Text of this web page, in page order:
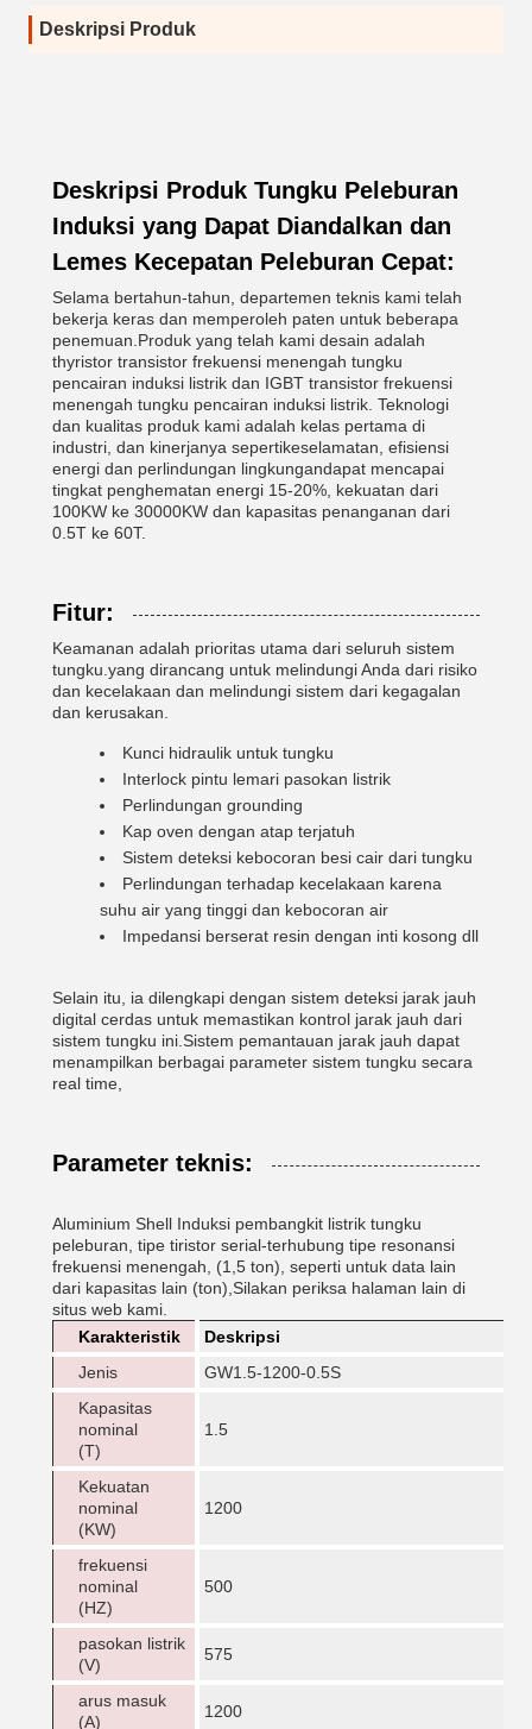
Deskripsi Produk
Deskripsi Produk Tungku Peleburan
Induksi yang Dapat Diandalkan dan
Lemes Kecepatan Peleburan Cepat:
Selama bertahun-tahun, departemen teknis kami telah
bekerja keras dan memperoleh paten untuk beberapa
penemuan.Produk yang telah kami desain adalah
thyristor transistor frekuensi menengah tungku
pencairan induksi listrik dan IGBT transistor frekuensi
menengah tungku pencairan induksi listrik. Teknologi
dan kualitas produk kami adalah kelas pertama di
industri, dan kinerjanya sepertikeselamatan, efisiensi
energi dan perlindungan lingkungandapat mencapai
tingkat penghematan energi 15-20%, kekuatan dari
100KW ke 30000KW dan kapasitas penanganan dari
0.5T ke 60T.
Fitur:
Keamanan adalah prioritas utama dari seluruh sistem
tungku. yang dirancang untuk melindungi Anda dari risiko
dan kecelakaan dan melindungi sistem dari kegagalan
dan kerusakan.
Kunci hidraulik untuk tungku
Interlock pintu lemari pasokan listrik
Perlindungan grounding
Kap oven dengan atap terjatuh
Sistem deteksi kebocoran besi cair dari tungku
Perlindungan terhadap kecelakaan karena
suhu air yang tinggi dan kebocoran air
Impedansi berserat resin dengan inti kosong dll
Selain itu, ia dilengkapi dengan sistem deteksi jarak jauh
digital cerdas untuk memastikan kontrol jarak jauh dari
sistem tungku ini.Sistem pemantauan jarak jauh dapat
menampilkan berbagai parameter sistem tungku secara
real time,
Parameter teknis:
Aluminium Shell Induksi pembangkit listrik tungku
peleburan, tipe tiristor serial-terhubung tipe resonansi
frekuensi menengah, (1,5 ton), seperti untuk data lain
dari kapasitas lain (ton),Silakan periksa halaman lain di
situs web kami.
Karakteristik
Deskripsi
Jenis
GW1.5-1200-0.5S
Kapasitas
nominal
(T)
1.5
Kekuatan
nominal
(KW)
1200
frekuensi
nominal
(HZ)
500
pasokan listrik
(V)
575
arus masuk
(A)
1200